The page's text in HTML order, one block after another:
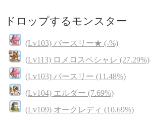
ドロップするモンスター
(Lv103) バースリー★ (-%)
(Lv113) ロメロスペシャレ (27.29%)
(Lv103) バースリー (11.48%)
(Lv104) エルダー (7.69%)
(Lv109) オークレディ (10.69%)